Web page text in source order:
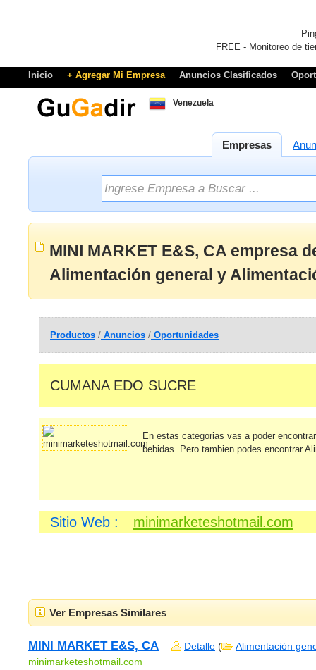
FREE - Monitoreo de
Inicio + Agregar Mi Empresa Anuncios Clasificados
Venezuela
Empresas
MINI MARKET E&S, CA empresa
Alimentación general y
Productos / Anuncios / Oportunidades
CUMANA EDO SUCRE
En estas categorias vas a poder
bebidas. Pero tambien podes encontrar
Sitio Web : minimarketeshotmail.com
Ver Empresas Similares
MINI MARKET E&S, CA – Detalle (
Alimentación
minimarketeshotmail.com